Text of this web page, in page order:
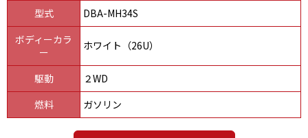
型式
DBA-MH34S
ボディーカラ
ー
ホワイト（26U）
駆動
２WD
燃料
ガソリン